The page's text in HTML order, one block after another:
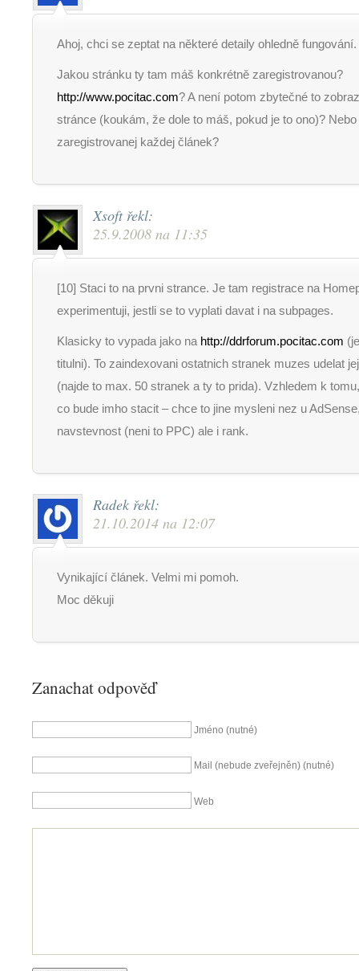
Ahoj, chci se zeptat na některé detaily ohledně fungování.
Jakou stránku ty tam máš konkrétně zaregistrovanou?
http://www.pocitac.com? A není potom zbytečné to
stránce (koukám, že dole to máš, pokud je to ono)?
zaregistrovanej každej článek?
Xsoft řekl:
25.9.2008 na 11:35
[10] Staci to na prvni strance. Je tam registrace na
experimentuji, jestli se to vyplati davat i na subpages.
Klasicky to vypada jako na http://ddrforum.pocitac.com
titulni). To zaindexovani ostatnich stranek muzes udelat
(najde to max. 50 stranek a ty to prida). Vzhledem k
co bude imho stacit – chce to jine mysleni nez u
navstevnost (neni to PPC) ale i rank.
Radek řekl:
21.10.2014 na 12:07
Vynikající článek. Velmi mi pomoh.
Moc děkuji
Zanachat odpověď
Jméno (nutné)
Mail (nebude zveřejněn) (nutné)
Web